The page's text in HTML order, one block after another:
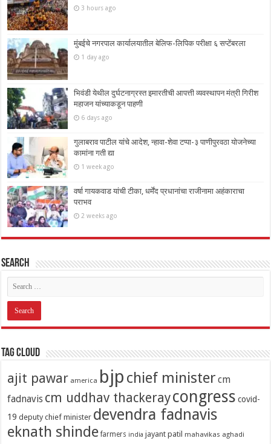
3 hours ago
मुंबईचे नगरपाल कार्यालयातील बेलिफ-लिपिक परीक्षा ६ सप्टेंबरला
1 day ago
भिवंडी येथील दुर्घटनाग्रस्त इमारतीची आपत्ती व्यवस्थापन मंत्री गिरीश
महाजन यांच्याकडून पाहणी
6 days ago
गुलाबराव पाटील यांचे आदेश, न्हावा-शेवा टप्पा-३ पाणीपुरवठा योजनेच्या
कामांना गती द्या
1 week ago
वर्षा गायकवाड यांची टीका, धर्मेंद प्रधानांचा राजीनामा अहंकाराचा
पराभव
2 weeks ago
Search
Tag Cloud
ajit pawar america bjp chief minister cm
fadnavis cm uddhav thackeraycongress covid-
19 deputy chief minister devendra fadnavis
eknath shinde farmers india jayant patil mahavikas aghadi